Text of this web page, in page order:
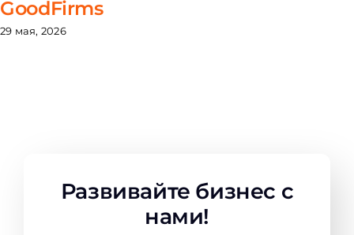
GoodFirms
29 мая, 2026
Развивайте бизнес с
нами!